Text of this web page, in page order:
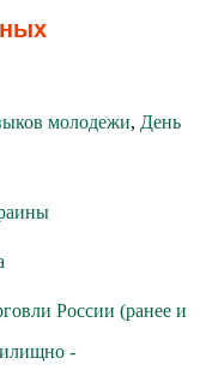
молодежи, День
России (ранее и
-